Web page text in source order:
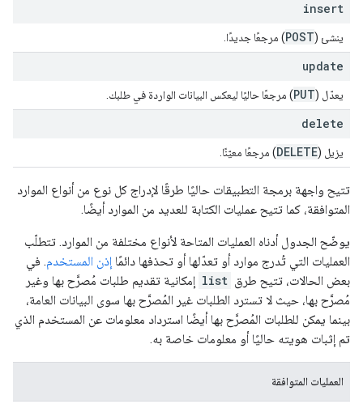
insert
ينشئ (POST) مرجعًا جديدًا.
update
يعدّل (PUT) مرجعًا حاليًا ليعكس البيانات الواردة في طلبك.
delete
يزيل (DELETE) مرجعًا معيّنًا.
تتيح واجهة برمجة التطبيقات حاليًا طرقًا لإدراج كل نوع من أنواع الموارد
المتوافقة، كما تتيح عمليات الكتابة للعديد من الموارد أيضًا.
يوضّح الجدول أدناه العمليات المتاحة لأنواع مختلفة من الموارد. تتطلّب
العمليات التي تُدرج موارد أو تعدّلها أو تحذفها دائمًا إذن المستخدم. في
بعض الحالات، تتيح طرق list إمكانية تقديم طلبات مُصرَّح بها وغير
مُصرَّح بها، حيث لا تسترد الطلبات غير المُصرَّح بها سوى البيانات العامة،
بينما يمكن للطلبات المُصرَّح بها أيضًا استرداد معلومات عن المستخدم الذي
تم إثبات هويته حاليًا أو معلومات خاصة به.
العمليات المتوافقة